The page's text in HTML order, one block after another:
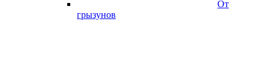
От
грызунов